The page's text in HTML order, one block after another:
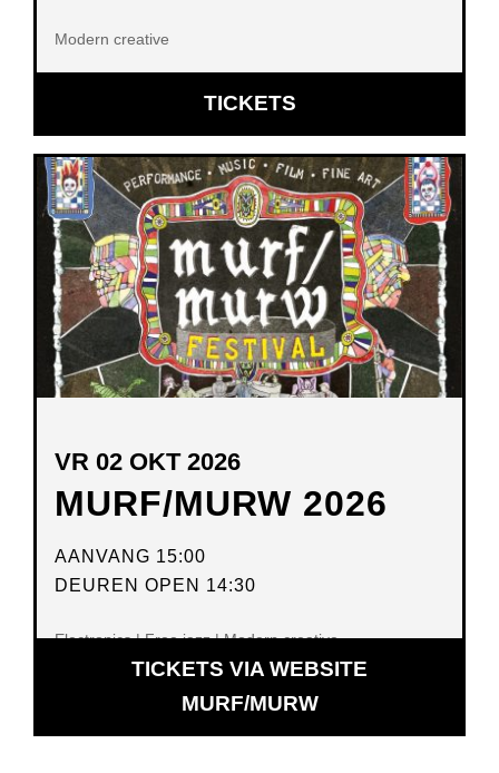
Modern creative
TICKETSOPENT
IN
NIEUW
VENSTER
MURF/MURW 2026
VR 02 OKT 2026
AANVANG 15:00
DEUREN OPEN 14:30
Electronics | Free jazz | Modern creative
TICKETS VIA WEBSITE
MURF/MURWOPENT
IN